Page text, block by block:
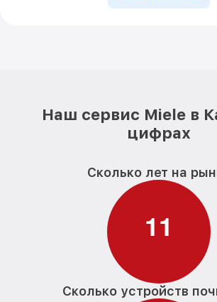
Наш сервис Miele в
цифрах
Сколько лет на
11
Сколько устройств